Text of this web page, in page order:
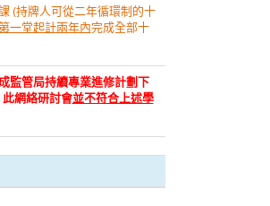
(持牌人可從二年循環制的十
一堂起計兩年內完成全部十
監管局持續專業進修計劃下
網絡研討會並不符合上述學